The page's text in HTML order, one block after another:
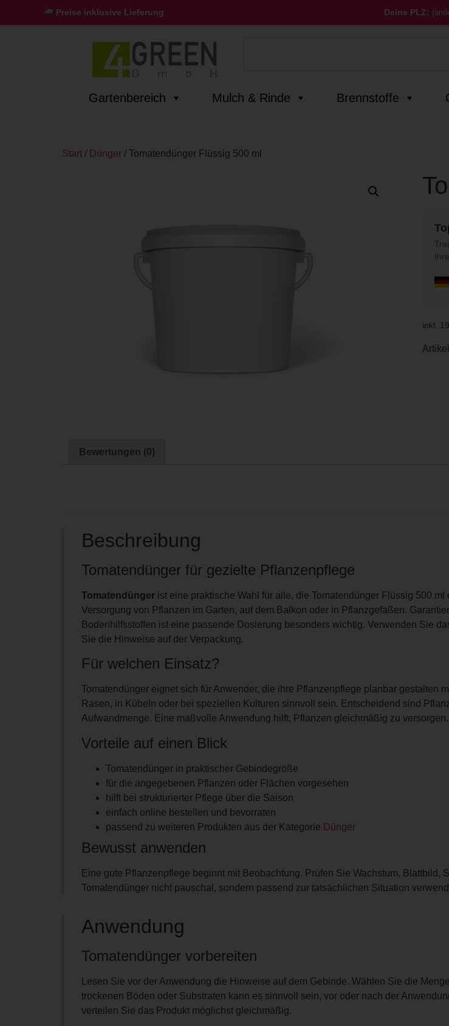
Preise inklusive Lieferung Deine PLZ:
Gartenbereich Mulch & Rinde Brennstoffe
Start / Dünger / Tomatendünger Flüssig 500 ml
inkl.
Bewertungen (0)
Beschreibung
Tomatendünger für gezielte Pflanzenpflege
Tomatendüngerist eine praktische Wahl für alle, die Tomatendünger Flüssig 500
Versorgung von Pflanzen im Garten, auf dem Balkon oder in Pflanzgefäßen.
Bodenhilfsstoffen ist eine passende Dosierung besonders wichtig. Verwenden Sie
Sie die Hinweise auf der Verpackung.
Für welchen Einsatz?
Tomatendünger eignet sich für Anwender, die ihre Pflanzenpflege planbar gestalten
Rasen, in Kübeln oder bei speziellen Kulturen sinnvoll sein. Entscheidend sind
Aufwandmenge. Eine maßvolle Anwendung hilft, Pflanzen gleichmäßig zu versorgen.
Vorteile auf einen Blick
Tomatendünger in praktischer Gebindegröße
für die angegebenen Pflanzen oder Flächen vorgesehen
hilft bei strukturierter Pflege über die Saison
einfach online bestellen und bevorraten
passend zu weiteren Produkten aus der Kategorie Dünger
Bewusst anwenden
Eine gute Pflanzenpflege beginnt mit Beobachtung. Prüfen Sie Wachstum, Blattbild,
Tomatendünger nicht pauschal, sondern passend zur tatsächlichen Situation
Anwendung
Tomatendünger vorbereiten
Lesen Sie vor der Anwendung die Hinweise auf dem Gebinde. Wählen Sie die
trockenen Böden oder Substraten kann es sinnvoll sein, vor oder nach der
verteilen Sie das Produkt möglichst gleichmäßig.